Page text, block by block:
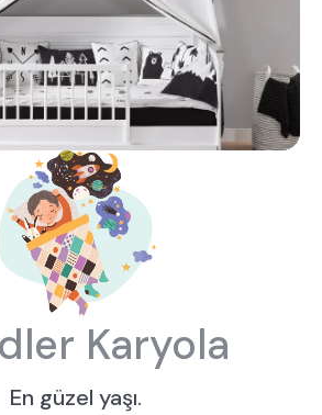
Karyola
En güzel yaşı.